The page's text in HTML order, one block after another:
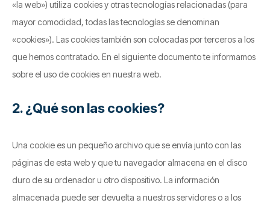
«la web») utiliza cookies y otras tecnologías relacionadas (para
mayor comodidad, todas las tecnologías se denominan
«cookies»). Las cookies también son colocadas por terceros a los
que hemos contratado. En el siguiente documento te informamos
sobre el uso de cookies en nuestra web.
2. ¿Qué son las cookies?
Una cookie es un pequeño archivo que se envía junto con las
páginas de esta web y que tu navegador almacena en el disco
duro de su ordenador u otro dispositivo. La información
almacenada puede ser devuelta a nuestros servidores o a los